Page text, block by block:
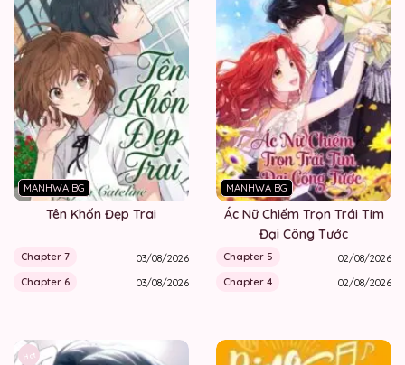
MANHWA BG
Tên Khốn Đẹp Trai
Chapter 7
03/08/2026
Chapter 6
03/08/2026
MANHWA BG
Ác Nữ Chiếm Trọn Trái Tim
Đại Công Tước
Chapter 5
02/08/2026
Chapter 4
02/08/2026
Hot